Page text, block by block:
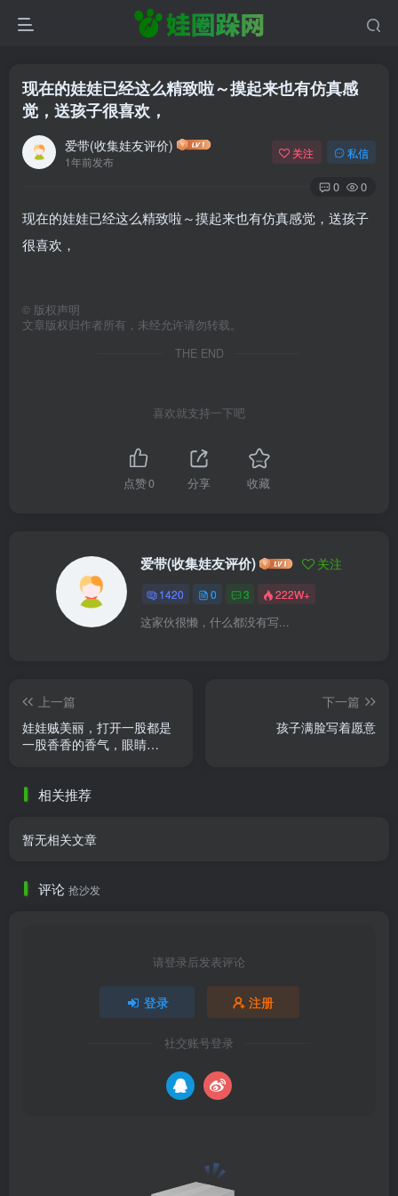
现在的娃娃已经这么精致啦～摸起来也有仿真感
觉，送孩子很喜欢，
爱带(收集娃友评价)
1年前发布
关注 私信
0 0
现在的娃娃已经这么精致啦～摸起来也有仿真感觉，送孩子
很喜欢，
© 版权声明
文章版权归作者所有，未经允许请勿转载。
THE END
喜欢就支持一下吧
点赞0 分享 收藏
爱带(收集娃友评价) 关注
1420 0 3 222W+
这家伙很懒，什么都没有写...
上一篇
娃娃贼美丽，打开一股都是
一股香香的香气，眼睛
谢静静 ......
下一篇
孩子满脸写着愿意
相关推荐
暂无相关文章
评论 抢沙发
请登录后发表评论
登录 注册
社交账号登录